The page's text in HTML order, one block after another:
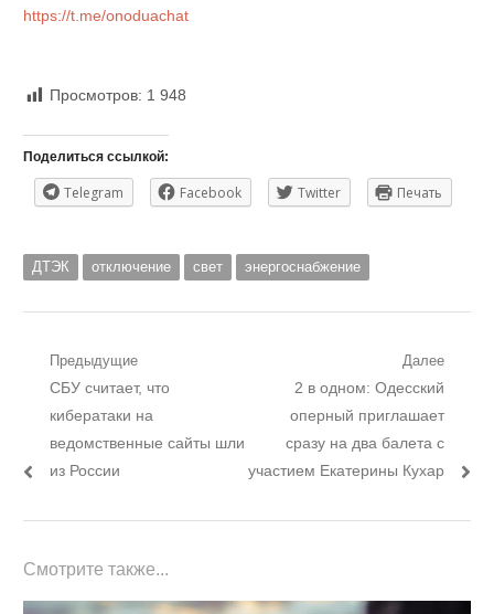
https://t.me/onoduachat
Просмотров: 1 948
Поделиться ссылкой:
Telegram Facebook Twitter Печать
ДТЭК отключение свет энергоснабжение
Навигация
записям
Предыдущие
Предыдущий
пост:
СБУ считает, что
кибератаки на
ведомственные сайты шли
из России
Далее
Следующий
пост:
2 в одном: Одесский
оперный приглашает
сразу на два балета с
участием Екатерины Кухар
Смотрите также...